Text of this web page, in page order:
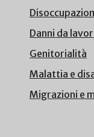
Danni da
Genitorialità
Malattia e
Migrazioni e